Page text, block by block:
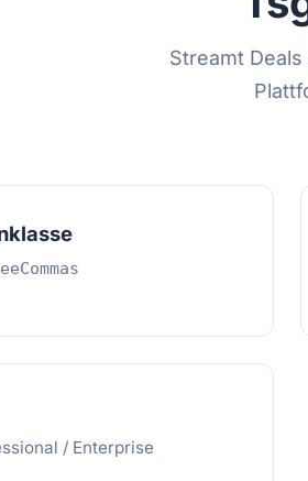
Streamt
/ Enterprise